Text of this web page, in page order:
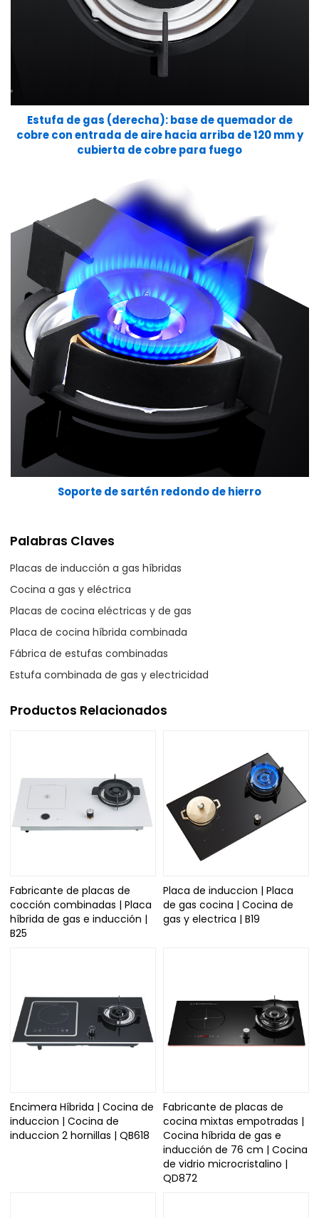
Estufa de gas (derecha): base de quemador de
cobre con entrada de aire hacia arriba de 120 mm y
cubierta de cobre para fuego
Soporte de sartén redondo de hierro
Palabras Claves
Placas de inducción a gas híbridas
Cocina a gas y eléctrica
Placas de cocina eléctricas y de gas
Placa de cocina híbrida combinada
Fábrica de estufas combinadas
Estufa combinada de gas y electricidad
Productos Relacionados
Fabricante de placas de
cocción combinadas | Placa
híbrida de gas e inducción |
B25
Placa de induccion | Placa
de gas cocina | Cocina de
gas y electrica | B19
Encimera Híbrida | Cocina de
induccion | Cocina de
induccion 2 hornillas | QB618
Fabricante de placas de
cocina mixtas empotradas |
Cocina híbrida de gas e
inducción de 76 cm | Cocina
de vidrio microcristalino |
QD872